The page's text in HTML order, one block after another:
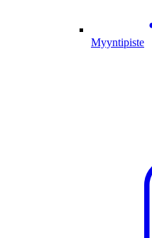
Myyntipiste